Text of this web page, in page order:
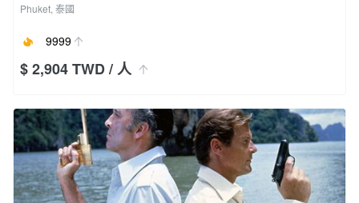
Phuket, 泰國
9999
$ 2,904 TWD/ 人